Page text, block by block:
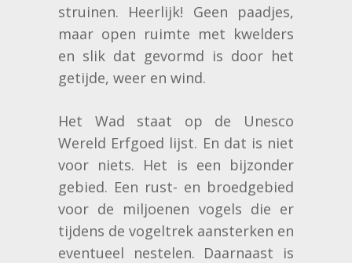
struinen. Heerlijk! Geen paadjes,
maar open ruimte met kwelders
en slik dat gevormd is door het
getijde, weer en wind.
Het Wad staat op de Unesco
Wereld Erfgoed lijst. En dat is niet
voor niets. Het is een bijzonder
gebied. Een rust- en broedgebied
voor de miljoenen vogels die er
tijdens de vogeltrek aansterken en
eventueel nestelen. Daarnaast is